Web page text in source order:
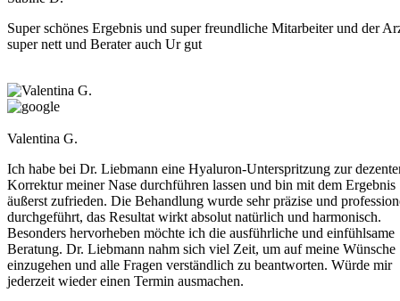
Super schönes Ergebnis und super freundliche Mitarbeiter und der
super nett und Berater auch Ur gut
Valentina G.
Ich habe bei Dr. Liebmann eine Hyaluron-Unterspritzung zur
Korrektur meiner Nase durchführen lassen und bin mit dem Ergebnis
äußerst zufrieden. Die Behandlung wurde sehr präzise und
durchgeführt, das Resultat wirkt absolut natürlich und harmonisch.
Besonders hervorheben möchte ich die ausführliche und einfühlsame
Beratung. Dr. Liebmann nahm sich viel Zeit, um auf meine Wünsche
einzugehen und alle Fragen verständlich zu beantworten. Würde mir
jederzeit wieder einen Termin ausmachen.